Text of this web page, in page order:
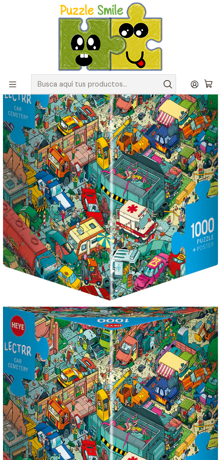
Envíos GRATIS para pedidos sobre $50.000 en Regiones de la
Catálogo de Puzzles y Rompecabezas
Marcas
Puzzle 1000 Piezas | Car Cemetery